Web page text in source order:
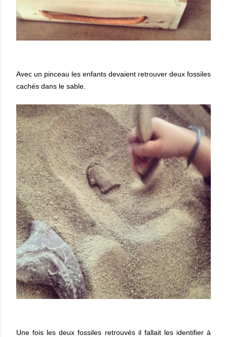
Avec un pinceau les enfants devaient retrouver deux fossiles
cachés dans le sable.
Une fois les deux fossiles retrouvés il fallait les identifier à